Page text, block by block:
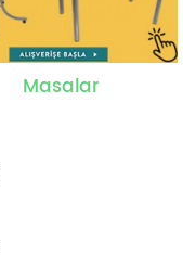
Masalar